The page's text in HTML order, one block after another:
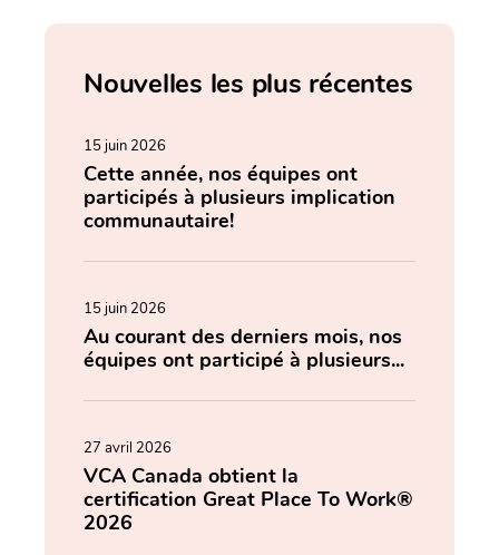
Nouvelles les plus récentes
15 juin 2026
Cette année, nos équipes ont
participés à plusieurs implication
communautaire!
15 juin 2026
Au courant des derniers mois, nos
équipes ont participé à plusieurs...
27 avril 2026
VCA Canada obtient la
certification Great Place To Work®
2026